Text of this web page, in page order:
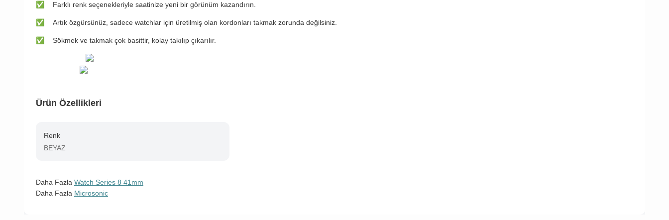
✅ ​Farklı renk seçenekleriyle saatinize yeni bir görünüm kazandırın.
✅ ​Artık özgürsünüz, sadece watchlar için üretilmiş olan kordonları takmak zorunda değilsiniz.
✅ ​Sökmek ve takmak çok basittir, kolay takılıp çıkarılır.
Ürün Özellikleri
Renk
BEYAZ
Daha Fazla Watch Series 8 41mm
Daha Fazla Microsonic